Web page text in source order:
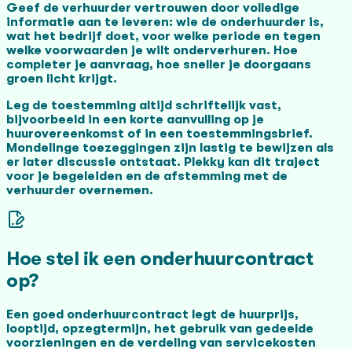
Geef de verhuurder vertrouwen door volledige
informatie aan te leveren: wie de onderhuurder is,
wat het bedrijf doet, voor welke periode en tegen
welke voorwaarden je wilt onderverhuren. Hoe
completer je aanvraag, hoe sneller je doorgaans
groen licht krijgt.
Leg de toestemming altijd schriftelijk vast,
bijvoorbeeld in een korte aanvulling op je
huurovereenkomst of in een toestemmingsbrief.
Mondelinge toezeggingen zijn lastig te bewijzen als
er later discussie ontstaat. Plekky kan dit traject
voor je begeleiden en de afstemming met de
verhuurder overnemen.
Hoe stel ik een onderhuurcontract
op?
Een goed onderhuurcontract legt de huurprijs,
looptijd, opzegtermijn, het gebruik van gedeelde
voorzieningen en de verdeling van servicekosten